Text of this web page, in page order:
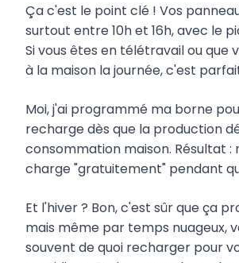
Ça c'est le point clé ! Vos
surtout entre 10h et 16h, avec le
Si vous êtes en télétravail ou que
à la maison la journée, c'est
Moi, j'ai programmé ma borne
recharge dès que la production
consommation maison. Résultat :
charge "gratuitement" pendant
Et l'hiver ? Bon, c'est sûr que ça
mais même par temps nuageux,
souvent de quoi recharger pour